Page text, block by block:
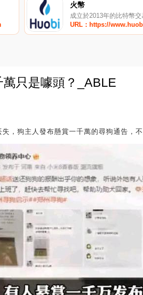
火幣
成立於2013年的比特幣交
URL：https://
只是噱頭？_ABLE
，狗主人發布懸賞一千萬的尋狗通告，